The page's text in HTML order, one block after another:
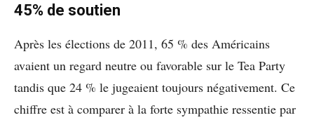
45% de soutien
Après les élections de 2011, 65 % des Américains
avaient un regard neutre ou favorable sur le Tea Party
tandis que 24 % le jugeaient toujours négativement. Ce
chiffre est à comparer à la forte sympathie ressentie par